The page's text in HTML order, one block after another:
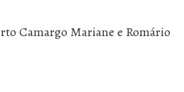
Camargo Mariane e Romário